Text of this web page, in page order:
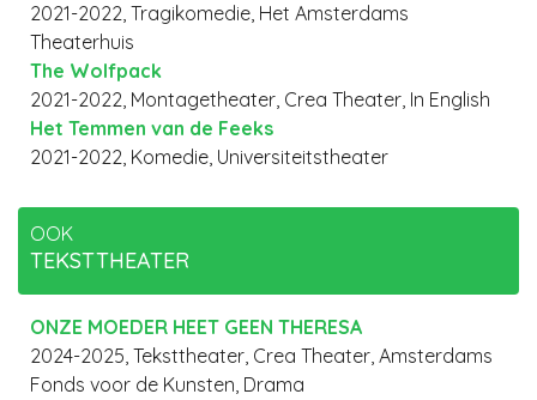
2021-2022, Tragikomedie, Het Amsterdams
Theaterhuis
The Wolfpack
2021-2022, Montagetheater, Crea Theater, In English
Het Temmen van de Feeks
2021-2022, Komedie, Universiteitstheater
OOK
TEKSTTHEATER
ONZE MOEDER HEET GEEN THERESA
2024-2025, Teksttheater, Crea Theater, Amsterdams
Fonds voor de Kunsten, Drama